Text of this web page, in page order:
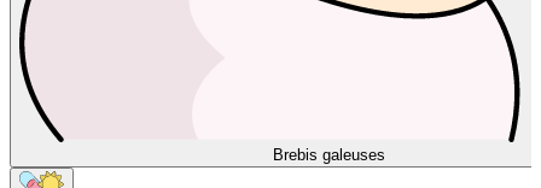
Brebis galeuses